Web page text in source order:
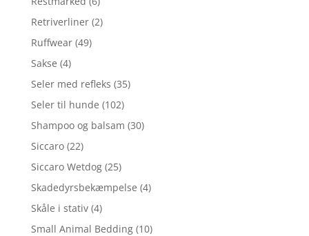
Retriverliner (2)
Ruffwear (49)
Sakse (4)
Seler med refleks (35)
Seler til hunde (102)
Shampoo og balsam (30)
Siccaro (22)
Siccaro Wetdog (25)
Skadedyrsbekæmpelse (4)
Skåle i stativ (4)
Small Animal Bedding (10)